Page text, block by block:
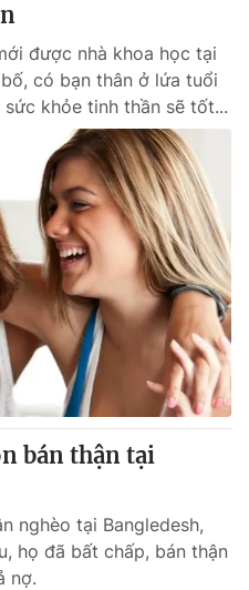
được nhà khoa học tại
có bạn thân ở lứa tuổi
khỏe tinh thần sẽ tốt...
bán thận tại
nghèo tại Bangledesh,
họ đã bất chấp, bán thận
nợ.